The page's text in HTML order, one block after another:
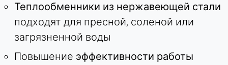
Теплообменники из нержавеющей стали
подходят для пресной, соленой или
загрязненной воды
Повышение эффективности работы